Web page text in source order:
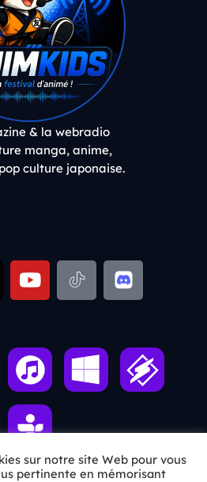
& la webradio
manga, anime,
culture japonaise.
sur notre site Web pour vous
pertinente en mémorisant